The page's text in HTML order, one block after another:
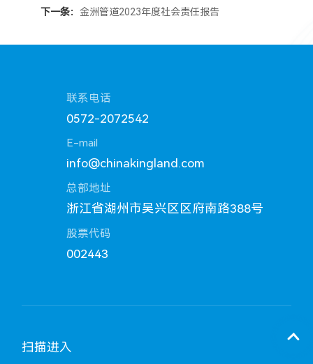
下一条：金洲管道2023年度社会责任报告
联系电话
0572-2072542
E-mail
info@chinakingland.com
总部地址
浙江省湖州市吴兴区区府南路388号
股票代码
002443
扫描进入